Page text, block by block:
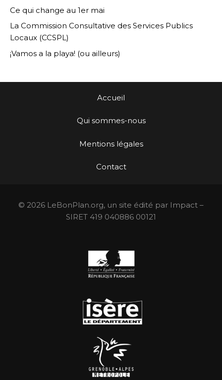
Ce qui change au 1er mai
La Commission Consultative des Services Publics
Locaux (CCSPL)
¡Vamos a la playa! (ou ailleurs)
Accueil
Qui sommes-nous
Mentions légales
Contact
© 2026 LeBonPlan.org, un site édité par Impact –
SIRET 419 040886 00121